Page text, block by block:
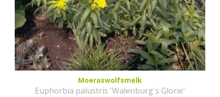
Moeraswolfsmelk
Euphorbia palustris 'Walenburg's Glorie'